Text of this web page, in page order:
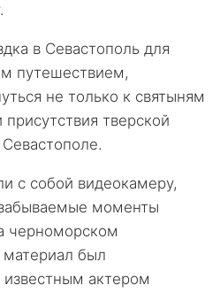
в Севастополь для
путешествием,
не только к святыням
тверской
с собой видеокамеру,
моменты
черноморском
был
известным актером